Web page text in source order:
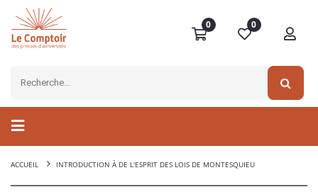
0 0
ACCUEIL INTRODUCTION À DE L'ESPRIT DES LOIS DE MONTESQUIEU